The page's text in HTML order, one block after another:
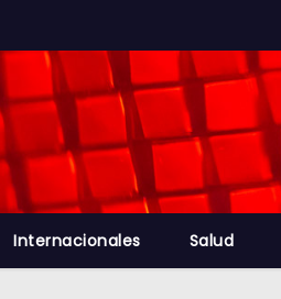
Internacionales Salud